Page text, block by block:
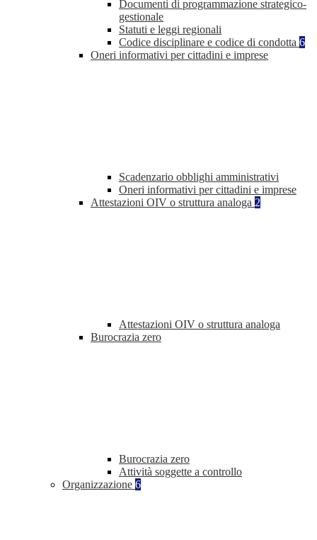
Documenti di programmazione strategico-
gestionale
Statuti e leggi regionali
Codice disciplinare e codice di condotta 6
Oneri informativi per cittadini e imprese
Scadenzario obblighi amministrativi
Oneri informativi per cittadini e imprese
Attestazioni OIV o struttura analoga 2
Attestazioni OIV o struttura analoga
Burocrazia zero
Burocrazia zero
Attività soggette a controllo
Organizzazione 6